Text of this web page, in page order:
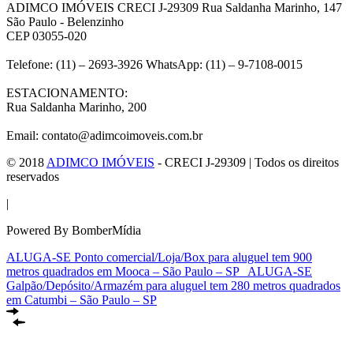
ADIMCO IMÓVEIS CRECI J-29309 Rua Saldanha Marinho, 147
São Paulo - Belenzinho
CEP 03055-020
Telefone: (11) – 2693-3926 WhatsApp: (11) – 9-7108-0015
ESTACIONAMENTO:
Rua Saldanha Marinho, 200
Email: contato@adimcoimoveis.com.br
© 2018 ADIMCO IMÓVEIS - CRECI J-29309 | Todos os direitos
reservados
|
Powered By BomberMídia
ALUGA-SE Ponto comercial/Loja/Box para aluguel tem 900
metros quadrados em Mooca – São Paulo – SP
ALUGA-SE
Galpão/Depósito/Armazém para aluguel tem 280 metros quadrados
em Catumbi – São Paulo – SP